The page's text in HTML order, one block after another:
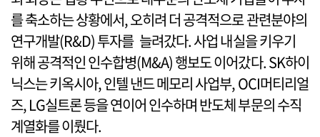
를 축소하는 상황에서, 오히려 더 공격적으로 관련분야의
연구개발(R&D) 투자를 늘려갔다. 사업 내실을 키우기
위해 공격적인 인수합병(M&A) 행보도 이어갔다. SK하이
닉스는 키옥시아, 인텔 낸드 메모리 사업부, OCI머티리얼
즈, LG실트론 등을 연이어 인수하며 반도체 부문의 수직
계열화를 이뤘다.